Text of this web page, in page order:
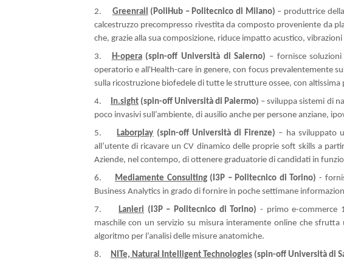
2.
Greenrail (PoliHub – Politecnico di Milano) – produttrice
calcestruzzo precompresso rivestita da composto proveniente da
che, grazie alla sua composizione, riduce impatto acustico,
3.
H-opera(spin-off Università di Salerno) – fornisce
operatorio e all'Health-care in genere, con focus prevalentemente
sulla ricostruzione biofedele di tutte le strutture ossee, con altissima
4.
In.sight(spin-off Università di Palermo) – sviluppa sistemi di
poco invasivi sull’ambiente, di ausilio anche per persone anziane,
5.
Laborplay (spin-off Università di Firenze) – ha sviluppato
all’utente di ricavare un CV dinamico delle proprie soft skills a
Aziende, nel contempo, di ottenere graduatorie di candidati in
6.
Mediamente Consulting (I3P – Politecnico di Torino) -
Business Analytics in grado di fornire in poche settimane
7.
Lanieri (I3P – Politecnico di Torino) - primo e-commerce
maschile con un servizio su misura interamente online che
algoritmo per l’analisi delle misure anatomiche.
8.
NITe, Natural Intelligent Technologies (spin-off Università di